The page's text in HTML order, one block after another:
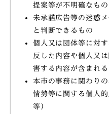
提案等が不明確なもの
未承諾広告等の迷惑
と判断できるもの
個人又は団体等に対
反した内容や個人又
害する内容が含まれる
本市の事務に関わり
情勢等に関する個人
等）